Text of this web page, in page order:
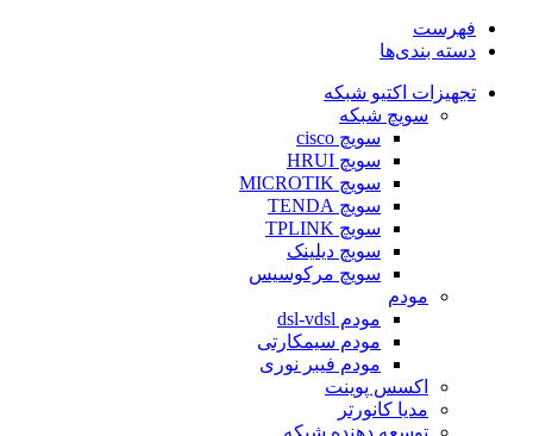
فهرست
دسته بندی‌ها
تجهیزات اکتیو شبکه
سویچ شبکه
سویچ cisco
سویچ HRUI
سویچ MICROTIK
سویچ TENDA
سویچ TPLINK
سویچ دیلینک
سویچ مرکوسیس
مودم
مودم dsl-vdsl
مودم سیمکارتی
مودم فیبر نوری
اکسس پوینت
مدیا کانورتر